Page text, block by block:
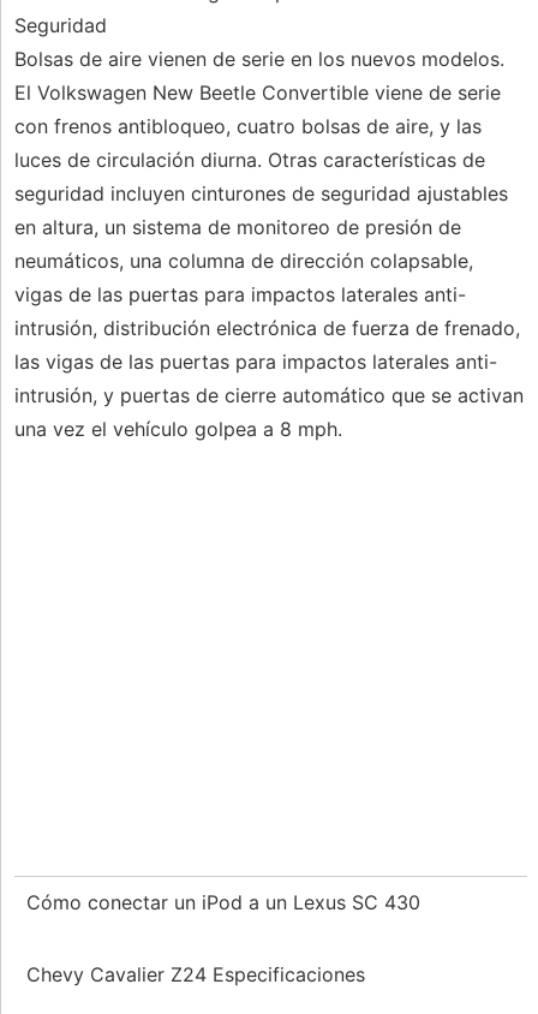
Seguridad
Bolsas de aire vienen de serie en los nuevos modelos.
El Volkswagen New Beetle Convertible viene de serie
con frenos antibloqueo, cuatro bolsas de aire, y las
luces de circulación diurna. Otras características de
seguridad incluyen cinturones de seguridad ajustables
en altura, un sistema de monitoreo de presión de
neumáticos, una columna de dirección colapsable,
vigas de las puertas para impactos laterales anti-
intrusión, distribución electrónica de fuerza de frenado,
las vigas de las puertas para impactos laterales anti-
intrusión, y puertas de cierre automático que se activan
una vez el vehículo golpea a 8 mph.
Cómo conectar un iPod a un Lexus SC 430
Chevy Cavalier Z24 Especificaciones